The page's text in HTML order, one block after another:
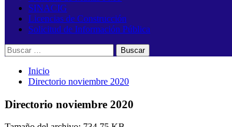
SINACIG
Licencias de Construcción
Solicitud de Información Pública
Buscar:
Inicio
Directorio noviembre 2020
Directorio noviembre 2020